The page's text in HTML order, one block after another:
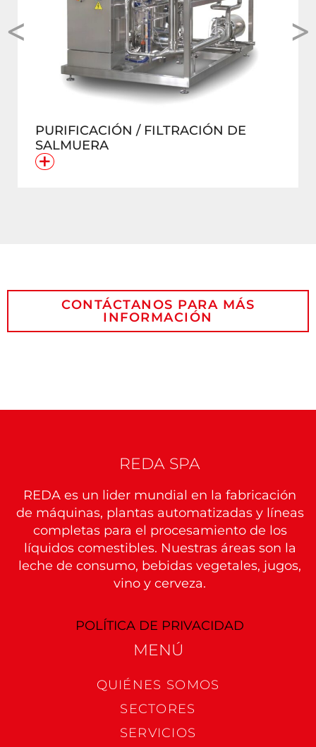
<
PURIFICACIÓN / FILTRACIÓN DE
SALMUERA
+
>
CONTÁCTANOS PARA MÁS
INFORMACIÓN
CIUDAD
PAÍS
CORREO ELECTRÓNICO
REDA SPA
REDA es un lider mundial en la fabricación
de máquinas, plantas automatizadas y líneas
completas para el procesamiento de los
líquidos comestibles. Nuestras áreas son la
leche de consumo, bebidas vegetales, jugos,
vino y cerveza.
POLÍTICA DE PRIVACIDAD
MENÚ​
QUIÉNES SOMOS
SECTORES
SERVICIOS